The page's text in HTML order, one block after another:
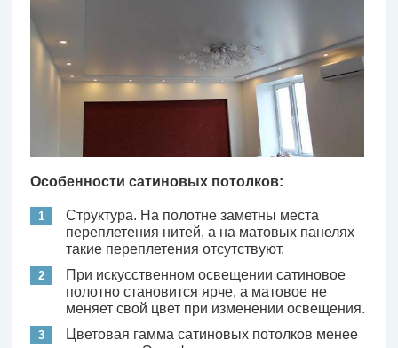
Особенности сатиновых потолков:
Структура. На полотне заметны места
переплетения нитей, а на матовых панелях
такие переплетения отсутствуют.
При искусственном освещении сатиновое
полотно становится ярче, а матовое не
меняет свой цвет при изменении освещения.
Цветовая гамма сатиновых потолков менее